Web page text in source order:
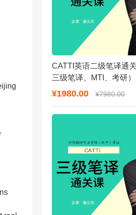
CATTI英语二级笔译通
三级笔译、MTI、考研）
¥1980.00 ¥7980.00